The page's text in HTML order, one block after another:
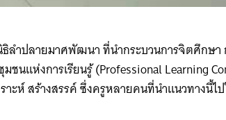
ลำปลายมาศพัฒนา ที่นำกระบวนการจิตศึกษา
ชนแห่งการเรียนรู้​ (Professional Learning
าะห์ สร้างสรรค์ ซึ่งครูหลายคนที่นำแนวทางนี้